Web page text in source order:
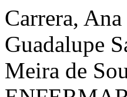
Carrera,
Guadalupe
Meira de